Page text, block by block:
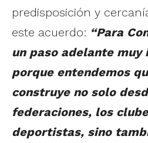
predisposición y
este acuerdo: “Para
un paso adelante
porque entendemos
construye no solo
federaciones, los
deportistas, sino